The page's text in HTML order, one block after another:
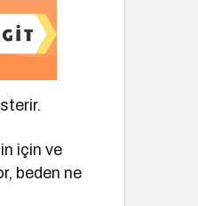
için ve
beden ne